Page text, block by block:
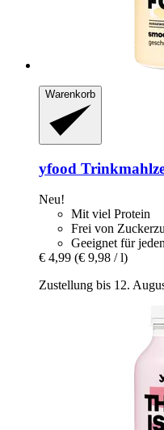
Warenkorb
yfood
Neu!
Mit viel Protein
Frei von
Geeignet für
€ 4,99 (€ 9,98 / l)
Zustellung bis 12.